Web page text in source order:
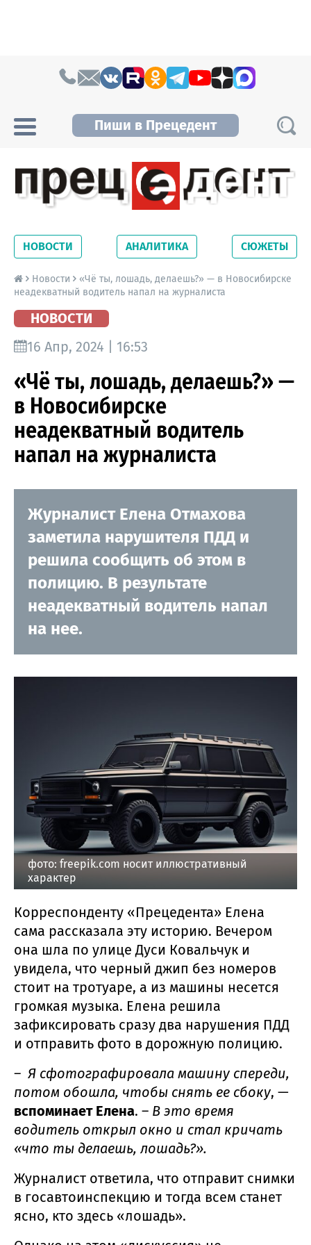
Пиши в Прецедент
Новосибирской области. Читайте свежие
новости на сайте сетевого издания
Precedent.
НОВОСТИ АНАЛИТИКА СЮЖЕТЫ
Новости
«Чё ты, лошадь, делаешь?» — в Новосибирске
неадекватный водитель напал на журналиста
НОВОСТИ
16 Апр, 2024 | 16:53
«Чё ты, лошадь, делаешь?» —
в Новосибирске
неадекватный водитель
напал на журналиста
Журналист Елена Отмахова
заметила нарушителя ПДД и
решила сообщить об этом в
полицию. В результате
неадекватный водитель напал
на нее.
фото: freepik.com носит иллюстративный
характер
Корреспонденту «Прецедента» Елена
сама рассказала эту историю. Вечером
она шла по улице Дуси Ковальчук и
увидела, что черный джип без номеров
стоит на тротуаре, а из машины несется
громкая музыка. Елена решила
зафиксировать сразу два нарушения ПДД
и отправить фото в дорожную полицию.
– Я сфотографировала машину спереди,
потом обошла, чтобы снять ее сбоку, —
вспоминает Елена. – В это время
водитель открыл окно и стал кричать
«что ты делаешь, лошадь?».
Журналист ответила, что отправит снимки
в госавтоинспекцию и тогда всем станет
ясно, кто здесь «лошадь».